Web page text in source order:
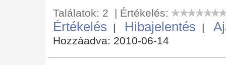
Találatok: 2 | Értékelés:
Értékelés | Hibajelentés |
Hozzáadva: 2010-06-14